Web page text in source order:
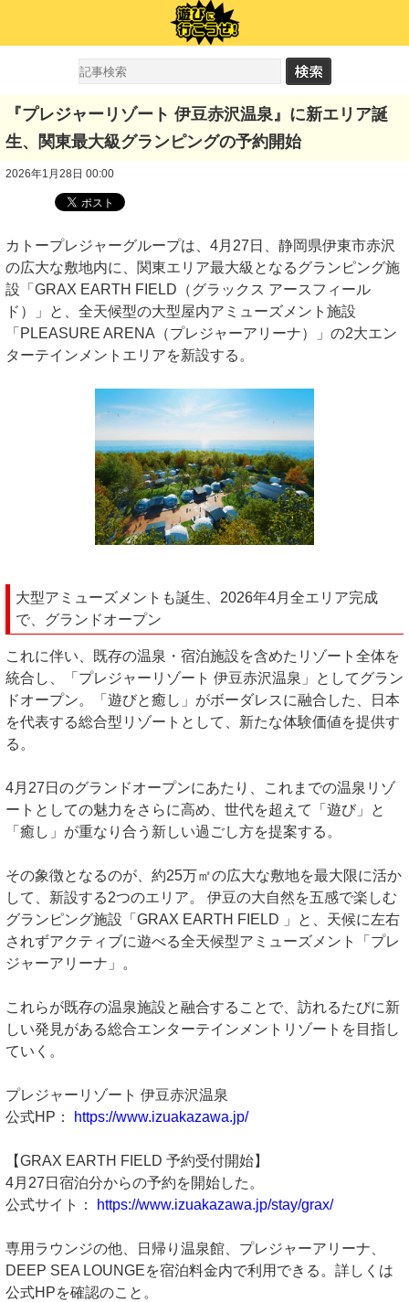
『プレジャーリゾート 伊豆赤沢温泉』に新エリア誕
生、関東最大級グランピングの予約開始
2026年1月28日 00:00
カトープレジャーグループは、4月27日、静岡県伊東市赤沢
の広大な敷地内に、関東エリア最大級となるグランピング施
設「GRAX EARTH FIELD（グラックス アースフィール
ド）」と、全天候型の大型屋内アミューズメント施設
「PLEASURE ARENA（プレジャーアリーナ）」の2大エン
ターテインメントエリアを新設する。
大型アミューズメントも誕生、2026年4月全エリア完成
で、グランドオープン
これに伴い、既存の温泉・宿泊施設を含めたリゾート全体を
統合し、「プレジャーリゾート 伊豆赤沢温泉」としてグラン
ドオープン。「遊びと癒し」がボーダレスに融合した、日本
を代表する総合型リゾートとして、新たな体験価値を提供す
る。
4月27日のグランドオープンにあたり、これまでの温泉リゾ
ートとしての魅力をさらに高め、世代を超えて「遊び」と
「癒し」が重なり合う新しい過ごし方を提案する。
その象徴となるのが、約25万㎡の広大な敷地を最大限に活か
して、新設する2つのエリア。 伊豆の大自然を五感で楽しむ
グランピング施設「GRAX EARTH FIELD 」と、天候に左右
されずアクティブに遊べる全天候型アミューズメント「プレ
ジャーアリーナ」。
これらが既存の温泉施設と融合することで、訪れるたびに新
しい発見がある総合エンターテインメントリゾートを目指し
ていく。
プレジャーリゾート 伊豆赤沢温泉
公式HP：
https://www.izuakazawa.jp/
【GRAX EARTH FIELD 予約受付開始】
4月27日宿泊分からの予約を開始した。
公式サイト：
https://www.izuakazawa.jp/stay/grax/
専用ラウンジの他、日帰り温泉館、プレジャーアリーナ、
DEEP SEA LOUNGEを宿泊料金内で利用できる。詳しくは
公式HPを確認のこと。